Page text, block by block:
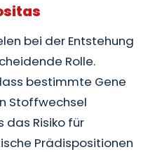
bei der Entstehung
Rolle.
bestimmte Gene
Stoffwechsel
das Risiko für
Prädispositionen